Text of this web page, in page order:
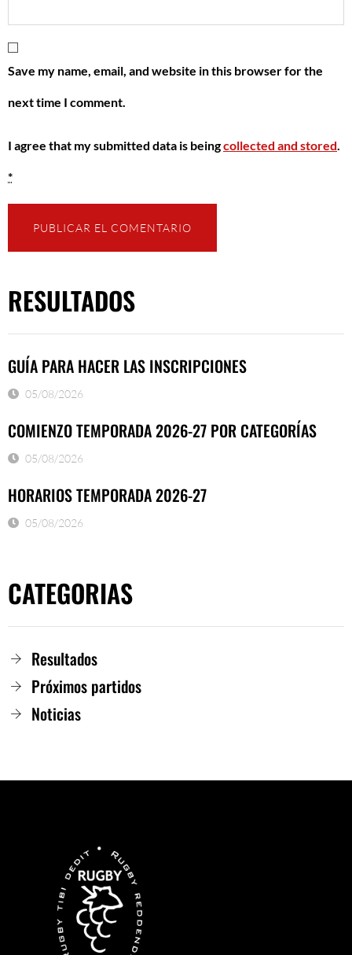
Save my name, email, and website in this browser for the
next time I comment.
I agree that my submitted data is beingcollected and stored
*
RESULTADOS
GUÍA PARA HACER LAS INSCRIPCIONES
05/08/2026
COMIENZO TEMPORADA 2026-27 POR CATEGORÍAS
05/08/2026
HORARIOS TEMPORADA 2026-27
05/08/2026
CATEGORIAS
Resultados
Próximos partidos
Noticias